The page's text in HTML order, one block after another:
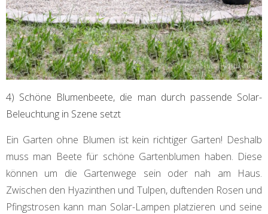
4) Schöne Blumenbeete, die man durch passende Solar-
Beleuchtung in Szene setzt
Ein Garten ohne Blumen ist kein richtiger Garten! Deshalb
muss man Beete für schöne Gartenblumen haben. Diese
können um die Gartenwege sein oder nah am Haus.
Zwischen den Hyazinthen und Tulpen, duftenden Rosen und
Pfingstrosen kann man Solar-Lampen platzieren und seine